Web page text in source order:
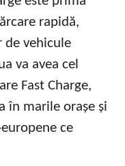
rapidă,
vehicule
va avea cel
Fast Charge,
în marile orașe și
ce